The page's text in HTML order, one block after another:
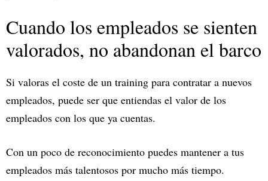
Cuando los empleados se sienten
valorados, no abandonan el barco
Si valoras el coste de un training para contratar a nuevos
empleados, puede ser que entiendas el valor de los
empleados con los que ya cuentas.
Con un poco de reconocimiento puedes mantener a tus
empleados más talentosos por mucho más tiempo.